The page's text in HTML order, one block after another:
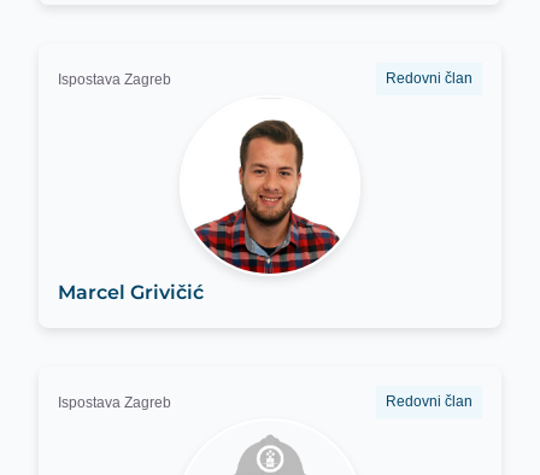
Ispostava Zagreb Redovni član
Marcel Grivičić
Ispostava Zagreb Redovni član